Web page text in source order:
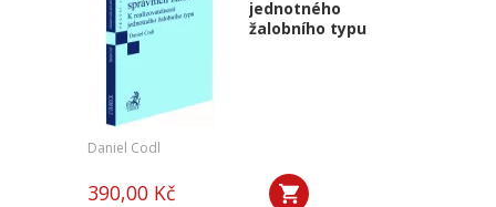
jednotného
žalobního typu
Daniel Codl
390,00 Kč